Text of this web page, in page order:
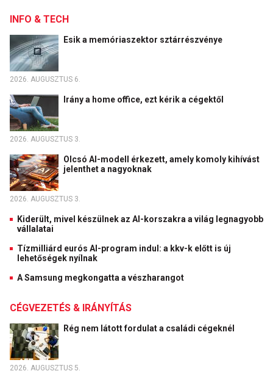
INFO & TECH
Esik a memóriaszektor sztárrészvénye
2026. AUGUSZTUS 6.
Irány a home office, ezt kérik a cégektől
2026. AUGUSZTUS 3.
Olcsó AI-modell érkezett, amely komoly kihívást
jelenthet a nagyoknak
2026. AUGUSZTUS 3.
Kiderült, mivel készülnek az AI-korszakra a világ legnagyobb
vállalatai
Tízmilliárd eurós AI-program indul: a kkv-k előtt is új
lehetőségek nyílnak
A Samsung megkongatta a vészharangot
CÉGVEZETÉS & IRÁNYÍTÁS
Rég nem látott fordulat a családi cégeknél
2026. AUGUSZTUS 5.